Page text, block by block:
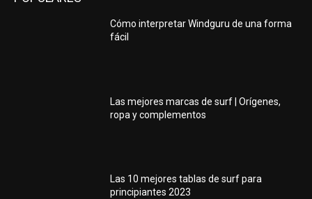
Cómo interpretar Windguru de una forma
fácil
Las mejores marcas de surf | Orígenes,
ropa y complementos
Las 10 mejores tablas de surf para
principiantes 2023